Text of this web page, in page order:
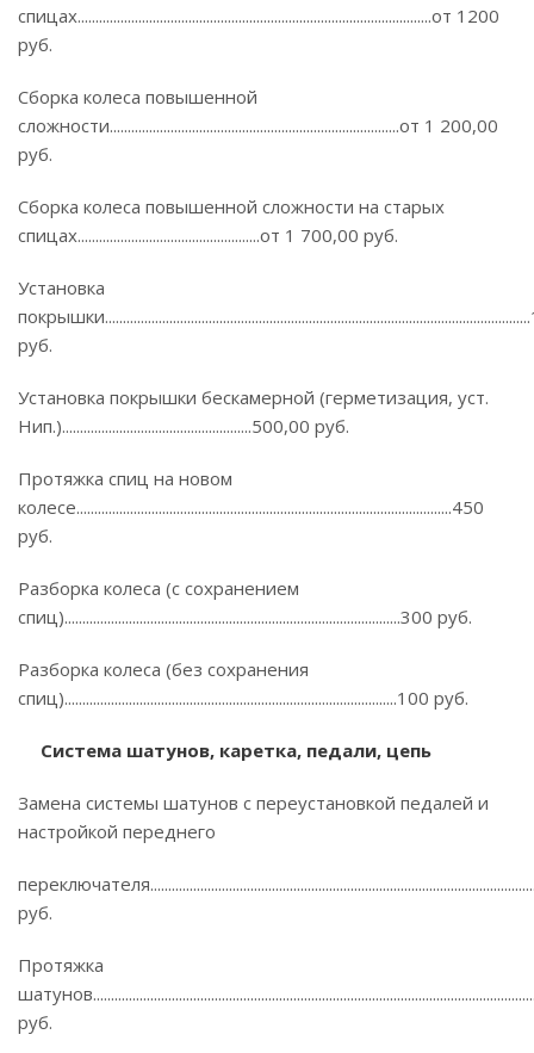
спицах...................................................................................................от 1200
руб.
Сборка колеса повышенной
сложности.................................................................................от 1 200,00
руб.
Сборка колеса повышенной сложности на старых
спицах...................................................от 1 700,00 руб.
Установка
руб.
Установка покрышки бескамерной (герметизация, уст.
Нип.).....................................................500,00 руб.
Протяжка спиц на новом
колесе.........................................................................................................450
руб.
Разборка колеса (с сохранением
спиц)..............................................................................................300 руб.
Разборка колеса (без сохранения
спиц).............................................................................................100 руб.
Система шатунов, каретка, педали, цепь
Замена системы шатунов с переустановкой педалей и
настройкой переднего
руб.
Протяжка
руб.